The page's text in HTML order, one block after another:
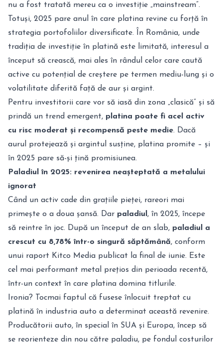
nu a fost tratată mereu ca o investiție „mainstream”.
Totuși, 2025 pare anul în care platina revine cu forță în
strategia portofoliilor diversificate. În România, unde
tradiția de investiție în platină este limitată, interesul a
început să crească, mai ales în rândul celor care caută
active cu potențial de creștere pe termen mediu-lung și o
volatilitate diferită față de aur și argint.
Pentru investitorii care vor să iasă din zona „clasică” și să
prindă un trend emergent, platina poate fi acel activ
cu risc moderat și recompensă peste medie. Dacă
aurul protejează și argintul susține, platina promite – și
în 2025 pare să-și țină promisiunea.
Paladiul în 2025: revenirea neașteptată a metalului
ignorat
Când un activ cade din grațiile pieței, rareori mai
primește o a doua șansă. Dar paladiul , în 2025, începe
să reintre în joc. După un început de an slab, paladiul a
crescut cu 8,78% într-o singură săptămână, conform
unui raport Kitco Media publicat la final de iunie. Este
cel mai performant metal prețios din perioada recentă,
într-un context în care platina domina titlurile.
Ironia? Tocmai faptul că fusese înlocuit treptat cu
platină în industria auto a determinat această revenire.
Producătorii auto, în special în SUA și Europa, încep să
se reorienteze din nou către paladiu, pe fondul costurilor